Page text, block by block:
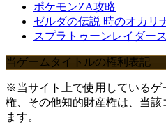
ポケモンZA攻略
ゼルダの伝説 時のオカリ
スプラトゥーンレイダー
当ゲームタイトルの権利表記
※当サイト上で使用しているゲ
権、その他知的財産権は、当
ます。